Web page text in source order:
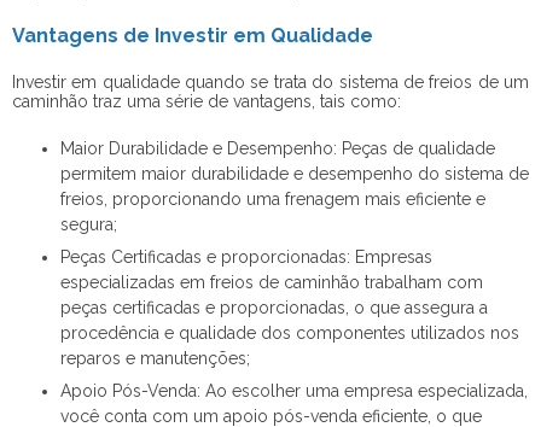
Vantagens de Investir em Qualidade
Investir em qualidade quando se trata do sistema de freios de um
caminhão traz uma série de vantagens, tais como:
Maior Durabilidade e Desempenho: Peças de qualidade
permitem maior durabilidade e desempenho do sistema de
freios, proporcionando uma frenagem mais eficiente e
segura;
Peças Certificadas e proporcionadas: Empresas
especializadas em freios de caminhão trabalham com
peças certificadas e proporcionadas, o que assegura a
procedência e qualidade dos componentes utilizados nos
reparos e manutenções;
Apoio Pós-Venda: Ao escolher uma empresa especializada,
você conta com um apoio pós-venda eficiente, o que